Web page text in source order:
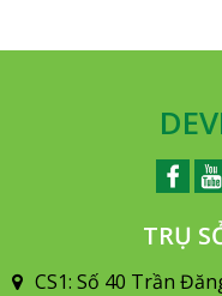
TRỤ
CS1: Số 40 Trần